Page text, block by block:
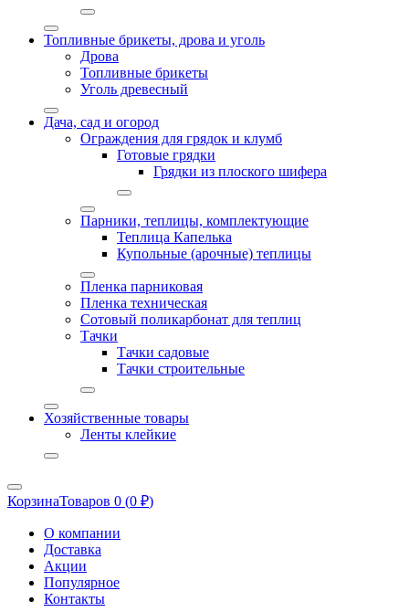
Топливные брикеты, дрова и уголь
Дрова
Топливные брикеты
Уголь древесный
Дача, сад и огород
Ограждения для грядок и клумб
Готовые грядки
Грядки из плоского шифера
Парники, теплицы, комплектующие
Теплица Капелька
Купольные (арочные) теплицы
Пленка парниковая
Пленка техническая
Сотовый поликарбонат для теплиц
Тачки
Тачки садовые
Тачки строительные
Хозяйственные товары
Ленты клейкие
КорзинаТоваров 0 (0 ₽)
О компании
Доставка
Акции
Популярное
Контакты